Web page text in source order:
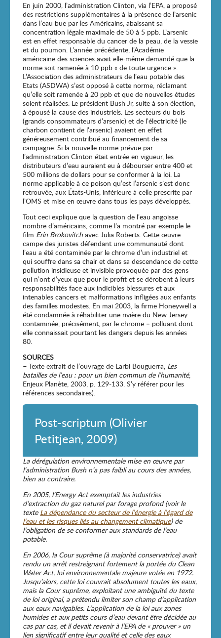
En juin 2000, l’administration Clinton, via l’EPA, a proposé
des restrictions supplémentaires à la présence de l’arsenic
dans l’eau bue par les Américains, abaissant sa
concentration légale maximale de 50 à 5 ppb. L’arsenic
est en effet responsable du cancer de la peau, de la vessie
et du poumon. L’année précédente, l’Académie
américaine des sciences avait elle-même demandé que la
norme soit ramenée à 10 ppb « de toute urgence ».
L’Association des administrateurs de l’eau potable des
Etats (ASDWA) s’est opposé à cette norme, réclamant
qu’elle soit ramenée à 20 ppb et que de nouvelles études
soient réalisées. Le président Bush Jr, suite à son élection,
à épousé la cause des industriels. Les secteurs du bois
(grands consommateurs d’arsenic) et de l’électricité (le
charbon contient de l’arsenic) avaient en effet
généreusement contribué au financement de sa
campagne. Si la nouvelle norme prévue par
l’administration Clinton était entrée en vigueur, les
distributeurs d’eau auraient eu à débourser entre 400 et
500 millions de dollars pour se conformer à la loi. La
norme applicable à ce poison qu’est l’arsenic s’est donc
retrouvée, aux États-Unis, inférieure à celle prescrite par
l’OMS et mise en œuvre dans tous les pays développés.
Tout ceci explique que la question de l’eau angoisse
nombre d’américains, comme l’a montré par exemple le
film Erin Brokovitch avec Julia Roberts. Cette œuvre
campe des juristes défendant une communauté dont
l’eau a été contaminée par le chrome d’un industriel et
qui souffre dans sa chair et dans sa descendance de cette
pollution insidieuse et invisible provoquée par des gens
qui n’ont d’yeux que pour le profit et se dérobent à leurs
responsabilités face aux indicibles blessures et aux
intenables cancers et malformations infligées aux enfants
des familles modestes. En mai 2003, la firme Honeywell a
été condamnée à réhabiliter une rivière du New Jersey
contaminée, précisément, par le chrome – polluant dont
elle connaissait pourtant les dangers depuis les années
80.
SOURCES
– Texte extrait de l’ouvrage de Larbi Bouguerra, Les
batailles de l’eau : pour un bien commun de l’humanité,
Enjeux Planète, 2003, p. 129-133. S’y référer pour les
références secondaires).
Post-scriptum (Olivier
Petitjean, 2009)
La dérégulation environnementale mise en œuvre par
l’administration Bush n’a pas faibli au cours des années,
bien au contraire.
En 2005, l’Energy Act exemptait les industries
d’extraction du gaz naturel par forage profond (voir le
texte La dépendance du secteur de l’énergie à l’égard de
l’eau et les risques liés au changement climatique) de
l’obligation de se conformer aux standards de l’eau
potable.
En 2006, la Cour suprême (à majorité conservatrice) avait
rendu un arrêt restreignant fortement la portée du Clean
Water Act, loi environnementale majeure votée en 1972.
Jusqu’alors, cette loi couvrait absolument toutes les eaux,
mais la Cour suprême, exploitant une ambiguïté du texte
de loi original, a prétendu limiter son champ d’application
aux eaux navigables. L’application de la loi aux zones
humides et aux petits cours d’eau devant être décidée au
cas par cas, et il devait revenir à l’EPA de « prouver » un
lien significatif entre leur qualité et celle des eaux